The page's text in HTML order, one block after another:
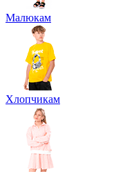
Малюкам
Хлопчикам